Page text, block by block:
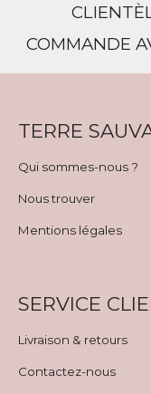
COMMANDE
TERRE
Qui sommes-nous ?
Nous trouver
Mentions légales
SERVICE
Livraison & retours
Contactez-nous